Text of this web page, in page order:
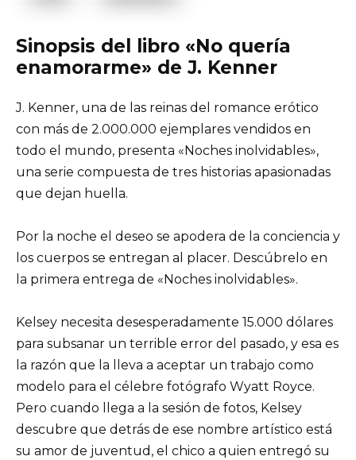
Sinopsis del libro «No quería
enamorarme» de J. Kenner
J. Kenner, una de las reinas del romance erótico
con más de 2.000.000 ejemplares vendidos en
todo el mundo, presenta «Noches inolvidables»,
una serie compuesta de tres historias apasionadas
que dejan huella.
Por la noche el deseo se apodera de la conciencia y
los cuerpos se entregan al placer. Descúbrelo en
la primera entrega de «Noches inolvidables».
Kelsey necesita desesperadamente 15.000 dólares
para subsanar un terrible error del pasado, y esa es
la razón que la lleva a aceptar un trabajo como
modelo para el célebre fotógrafo Wyatt Royce.
Pero cuando llega a la sesión de fotos, Kelsey
descubre que detrás de ese nombre artístico está
su amor de juventud, el chico a quien entregó su